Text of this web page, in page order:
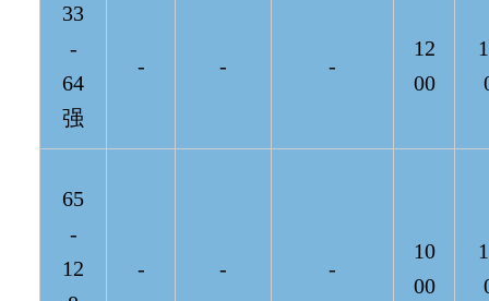
33
-
64
强
- - -
12
00
65
-
12
- - -
10
00